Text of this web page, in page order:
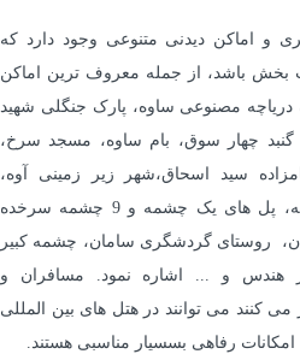
و اماکن دیدنی متنوعی وجود دارد که
بخش باشد، از جمله معروف ترین اماکن
مصنوعی ساوه، پارک جنگلی شهید
چهار سوق، بام ساوه، مسجد سرخ،
سید اسحاق،شهر زیر زمینی آوه،
کاروانسرای شاه عباسی، قیز قلعه، پل های یک چشمه و 9 چشمه سرخده
روستای گردشگری سامان، چشمه کبیر
هندس و ... اشاره نمود. مسافران و
کنند می توانند در هتل های بین المللی
رفاهی بسسیار مناسبی هستند.